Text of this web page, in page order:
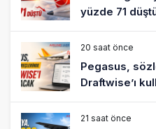
yüzde 71
20 saat önce
Pegasus,
Draftwise’ı
21 saat önce